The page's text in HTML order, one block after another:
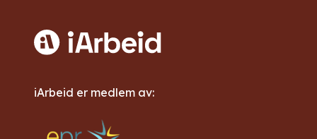
iArbeid er medlem av: